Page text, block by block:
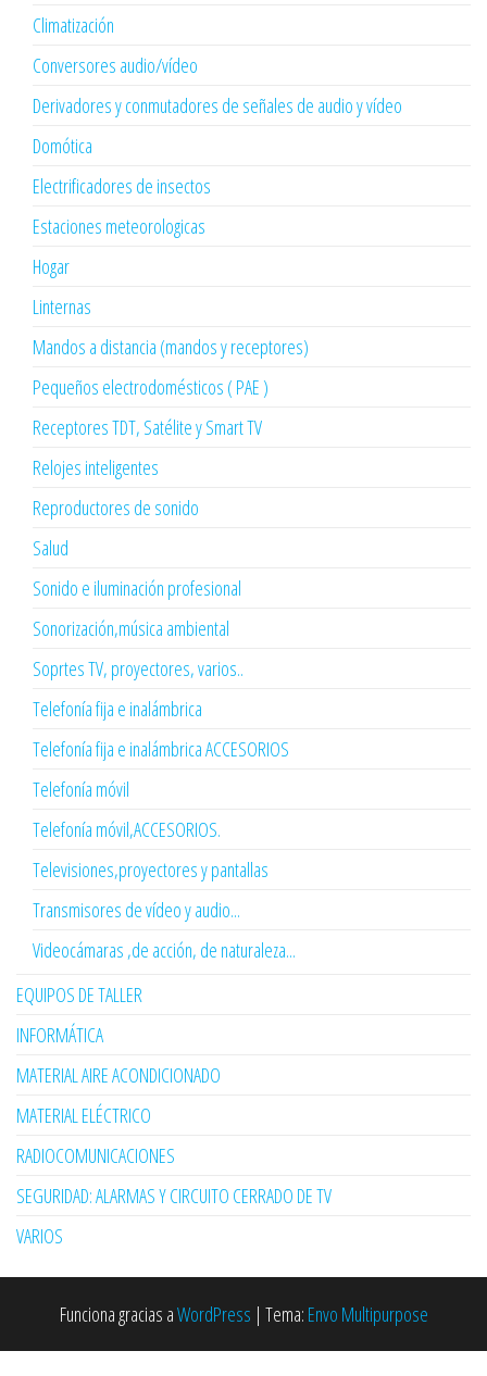
Climatización
Conversores audio/vídeo
Derivadores y conmutadores de señales de audio y vídeo
Domótica
Electrificadores de insectos
Estaciones meteorologicas
Hogar
Linternas
Mandos a distancia (mandos y receptores)
Pequeños electrodomésticos ( PAE )
Receptores TDT, Satélite y Smart TV
Relojes inteligentes
Reproductores de sonido
Salud
Sonido e iluminación profesional
Sonorización,música ambiental
Soprtes TV, proyectores, varios..
Telefonía fija e inalámbrica
Telefonía fija e inalámbrica ACCESORIOS
Telefonía móvil
Telefonía móvil,ACCESORIOS.
Televisiones,proyectores y pantallas
Transmisores de vídeo y audio...
Videocámaras ,de acción, de naturaleza...
EQUIPOS DE TALLER
INFORMÁTICA
MATERIAL AIRE ACONDICIONADO
MATERIAL ELÉCTRICO
RADIOCOMUNICACIONES
SEGURIDAD: ALARMAS Y CIRCUITO CERRADO DE TV
VARIOS
Funciona gracias aWordPress | Tema: Envo Multipurpose